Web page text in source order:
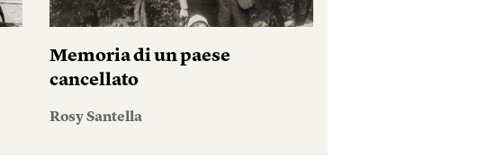
Memoria di un paese
cancellato
Rosy Santella